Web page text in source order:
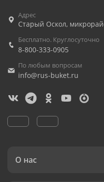
Адрес
Старый Оскол,
Бесплатно. Круглосуточно
8-800-333-0905
По любым вопросам
info@rus-buket.ru
О нас